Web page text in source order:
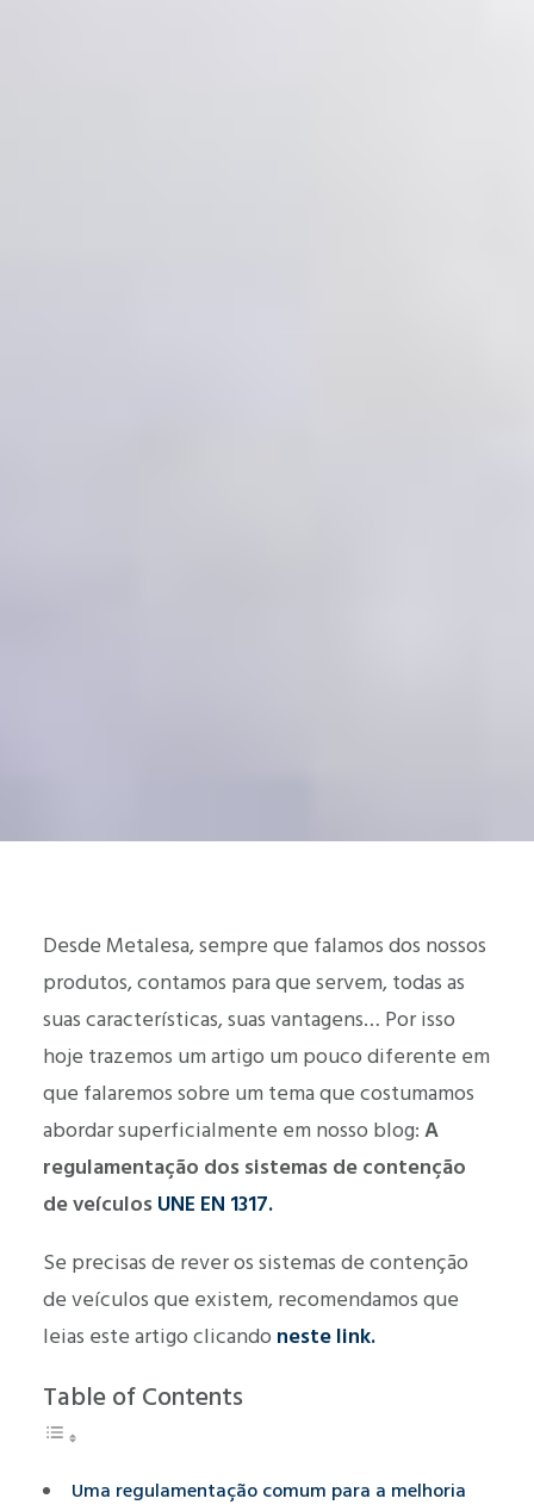
Desde Metalesa, sempre que falamos dos nossos
produtos, contamos para que servem, todas as
suas características, suas vantagens… Por isso
hoje trazemos um artigo um pouco diferente em
que falaremos sobre um tema que costumamos
abordar superficialmente em nosso blog: A
regulamentação dos sistemas de contenção
de veículos UNE EN 1317.
Se precisas de rever os sistemas de contenção
de veículos que existem, recomendamos que
leias este artigo clicando neste link.
Table of Contents
Uma regulamentação comum para a melhoria